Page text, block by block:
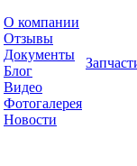
О компании
Отзывы
Документы
Блог
Видео
Фотогалерея
Новости